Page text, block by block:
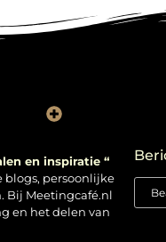
en inspiratie “
blogs, persoonlijke
Bij Meetingcafé.nl
en het delen van